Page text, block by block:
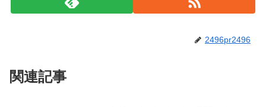
2496pr2496
関連記事